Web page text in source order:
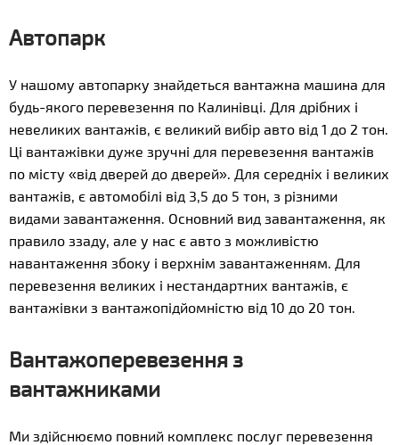
Автопарк
У нашому автопарку знайдеться вантажна машина для
будь-якого перевезення по Калинівці. Для дрібних і
невеликих вантажів, є великий вибір авто від 1 до 2 тон.
Ці вантажівки дуже зручні для перевезення вантажів
по місту «від дверей до дверей». Для середніх і великих
вантажів, є автомобілі від 3,5 до 5 тон, з різними
видами завантаження. Основний вид завантаження, як
правило ззаду, але у нас є авто з можливістю
навантаження збоку і верхнім завантаженням. Для
перевезення великих і нестандартних вантажів, є
вантажівки з вантажопідйомністю від 10 до 20 тон.
Вантажоперевезення з
вантажниками
Ми здійснюємо повний комплекс послуг перевезення